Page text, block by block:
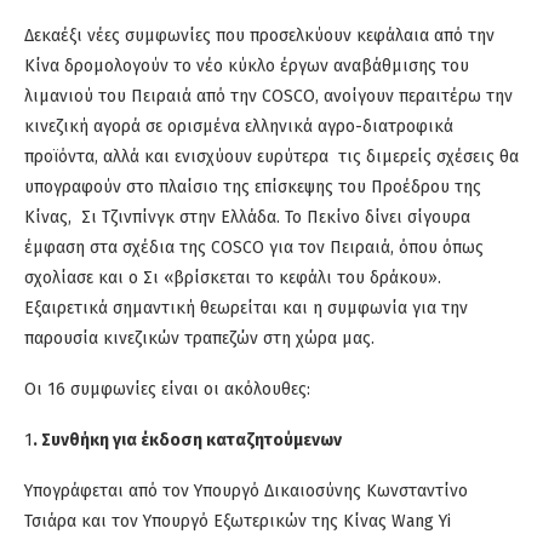
Δεκαέξι νέες συμφωνίες που προσελκύουν κεφάλαια από την
Κίνα δρομολογούν το νέο κύκλο έργων αναβάθμισης του
λιμανιού του Πειραιά από την COSCO, ανοίγουν περαιτέρω την
κινεζική αγορά σε ορισμένα ελληνικά αγρο-διατροφικά
προϊόντα, αλλά και ενισχύουν ευρύτερα τις διμερείς σχέσεις θα
υπογραφούν στο πλαίσιο της επίσκεψης του Προέδρου της
Κίνας, Σι Τζινπίνγκ στην Ελλάδα. Το Πεκίνο δίνει σίγουρα
έμφαση στα σχέδια της COSCO για τον Πειραιά, όπου όπως
σχολίασε και ο Σι «βρίσκεται το κεφάλι του δράκου».
Εξαιρετικά σημαντική θεωρείται και η συμφωνία για την
παρουσία κινεζικών τραπεζών στη χώρα μας.
Οι 16 συμφωνίες είναι οι ακόλουθες:
1. Συνθήκη για έκδοση καταζητούμενων
Υπογράφεται από τον Υπουργό Δικαιοσύνης Κωνσταντίνο
Τσιάρα και τον Υπουργό Εξωτερικών της Κίνας Wang Yi